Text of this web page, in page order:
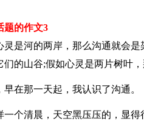
题的作文3
河的两岸，那么沟通就会是
们的山谷;假如心灵是两片树叶
那一天起，我认识了沟通。
清晨，天空黑压压的，显得